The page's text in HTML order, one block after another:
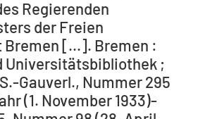
Regierenden
der Freien
Bremen [...]. Bremen :
Universitätsbibliothek ;
Gauverl., Nummer 295
(1. November 1933)-